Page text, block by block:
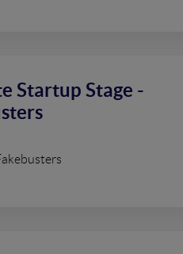
Startup Stage -